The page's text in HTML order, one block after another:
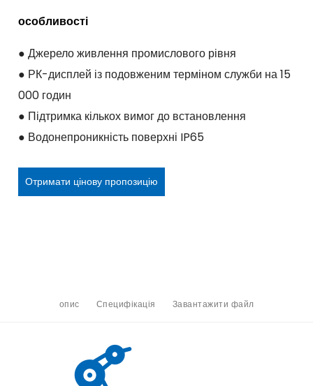
особливості
● Джерело живлення промислового рівня
● РК-дисплей із подовженим терміном служби на 15
000 годин
● Підтримка кількох вимог до встановлення
● Водонепроникність поверхні IP65
Отримати цінову пропозицію
опис Специфікація Завантажити файл